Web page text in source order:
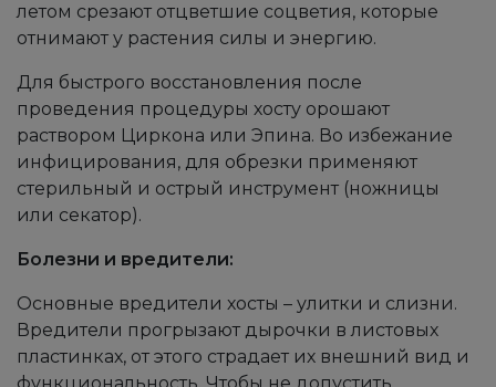
летом срезают отцветшие соцветия, которые
отнимают у растения силы и энергию.
Для быстрого восстановления после
проведения процедуры хосту орошают
раствором Циркона или Эпина. Во избежание
инфицирования, для обрезки применяют
стерильный и острый инструмент (ножницы
или секатор).
Болезни и вредители:
Основные вредители хосты – улитки и слизни.
Вредители прогрызают дырочки в листовых
пластинках, от этого страдает их внешний вид и